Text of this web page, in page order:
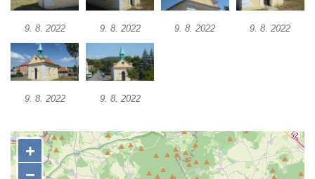
Jidášovo
Křížová cesta Římov – VI. kaple – Olivetská
hora (Getsemanská zahrada)
Křížová cesta Římov – V. kaple – Smutná
Křížová cesta Římov – III. kaple – Stádní
brána
Křížová cesta Římov – II. kaple – Poslední
9. 8. 2022 9. 8. 2022 9. 8. 2022 9. 8. 2022
9. 8. 2022 9. 8. 2022